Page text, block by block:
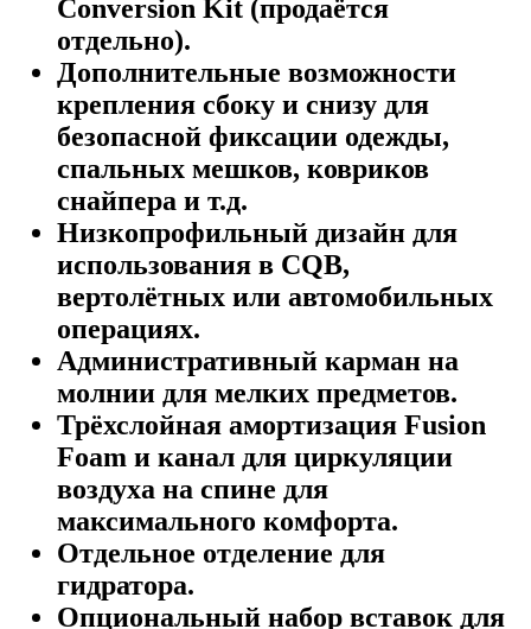
Conversion Kit (продаётся
отдельно).
Дополнительные возможности
крепления сбоку и снизу для
безопасной фиксации одежды,
спальных мешков, ковриков
снайпера и т.д.
Низкопрофильный дизайн для
использования в CQB,
вертолётных или автомобильных
операциях.
Административный карман на
молнии для мелких предметов.
Трёхслойная амортизация Fusion
Foam и канал для циркуляции
воздуха на спине для
максимального комфорта.
Отдельное отделение для
гидратора.
Опциональный набор вставок для